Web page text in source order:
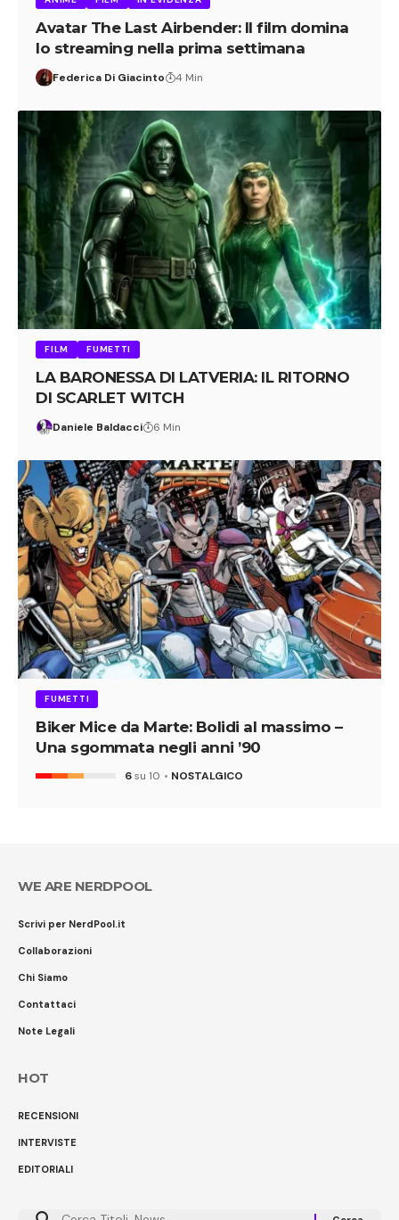
Avatar The Last Airbender: Il film domina
lo streaming nella prima settimana
Federica Di Giacinto 4 Min
FILM FUMETTI
LA BARONESSA DI LATVERIA: IL RITORNO
DI SCARLET WITCH
Daniele Baldacci 6 Min
FUMETTI
Biker Mice da Marte: Bolidi al massimo –
Una sgommata negli anni ’90
6su 10 NOSTALGICO
WE ARE NERDPOOL
Scrivi per NerdPool.it
Collaborazioni
Chi Siamo
Contattaci
Note Legali
HOT
RECENSIONI
INTERVISTE
EDITORIALI